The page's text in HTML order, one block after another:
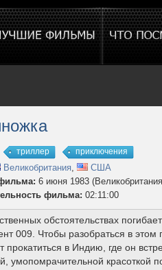
триллер приключения
Великобритания,
США
6 июня 1983
фильма: 02:11:00
обстоятельствах
009. Чтобы разобраться в этом
прокатиться в Индию, где он
умопомрачительной красоткой